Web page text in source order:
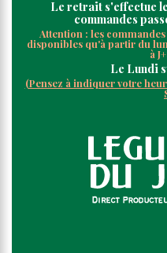
Le retrait s'effectue
commandes
Attention : les
disponibles qu'à partir du
à
Le Lundi
(Pensez à indiquer votre